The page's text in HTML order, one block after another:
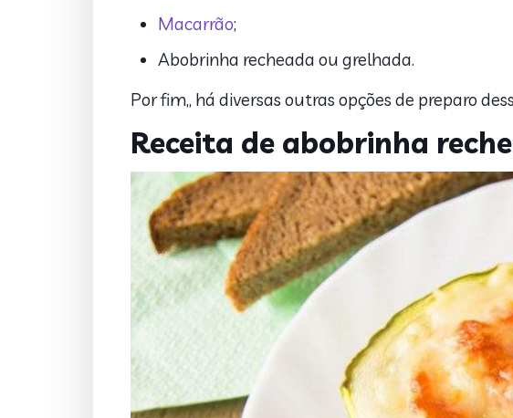
Macarrão;
Abobrinha recheada ou grelhada.
Por fim,, há diversas outras opções de preparo
Receita de abobrinha